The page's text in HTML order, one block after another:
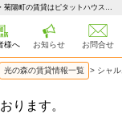
シャルム光の森光の森の1LDK賃貸マンション | 熊本県熊本市・光の森・菊陽町の賃貸はピタットハウス 熊本賃貸サポート
様へ お知らせ お問合せ
光の森の賃貸情報一覧 > シャ
ります。